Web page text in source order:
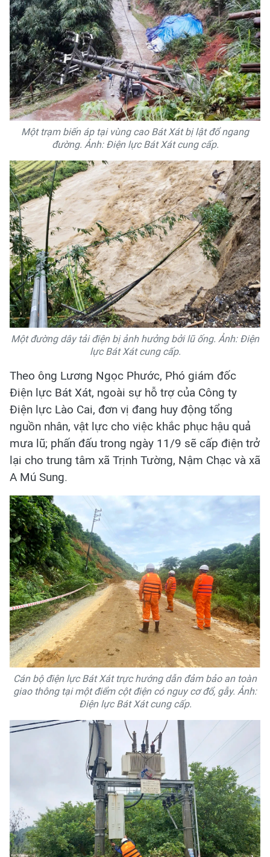
Một trạm biến áp tại vùng cao Bát Xát bị lật đổ ngang
đường. Ảnh: Điện lực Bát Xát cung cấp.
Một đường dây tải điện bị ảnh hưởng bởi lũ ống. Ảnh: Điện
lực Bát Xát cung cấp.
Theo ông Lương Ngọc Phước, Phó giám đốc
Điện lực Bát Xát, ngoài sự hỗ trợ của Công ty
Điện lực Lào Cai, đơn vị đang huy động tổng
nguồn nhân, vật lực cho việc khắc phục hậu quả
mưa lũ; phấn đấu trong ngày 11/9 sẽ cấp điện trở
lại cho trung tâm xã Trịnh Tường, Nậm Chạc và xã
A Mú Sung.
Cán bộ điện lực Bát Xát trực hướng dẫn đảm bảo an toàn
giao thông tại một điểm cột điện có nguy cơ đổ, gẫy. Ảnh:
Điện lực Bát Xát cung cấp.